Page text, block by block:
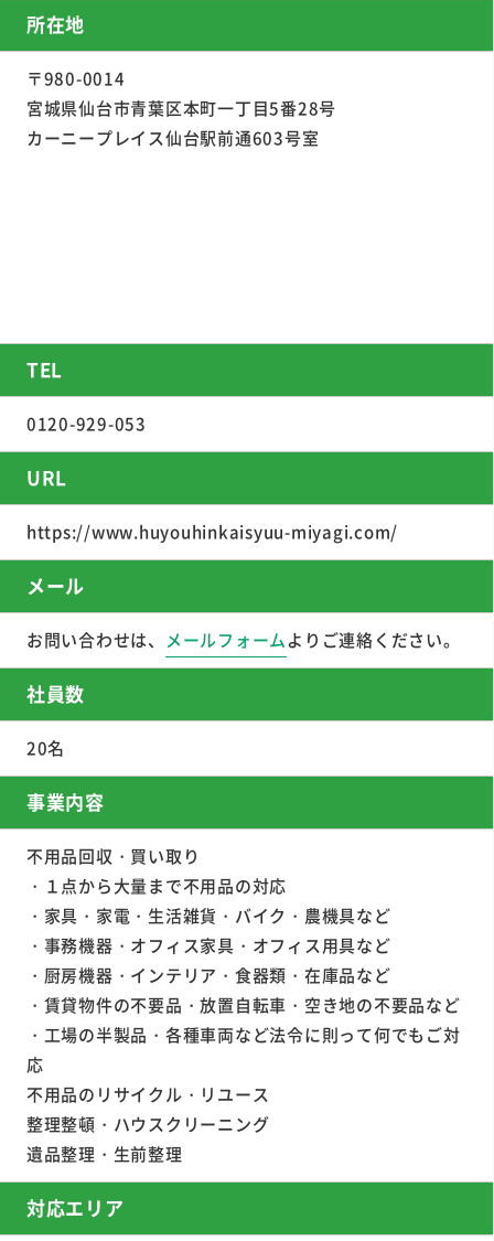
所在地
〒980-0014
宮城県仙台市青葉区本町一丁目5番28号
カーニープレイス仙台駅前通603号室
TEL
0120-929-053
URL
https://www.huyouhinkaisyuu-miyagi.com/
メール
お問い合わせは、 メールフォームよりご連絡ください。
社員数
20名
事業内容
不用品回収・買い取り
・１点から大量まで不用品の対応
・家具・家電・生活雑貨・バイク・農機具など
・事務機器・オフィス家具・オフィス用具など
・厨房機器・インテリア・食器類・在庫品など
・賃貸物件の不要品・放置自転車・空き地の不要品など
・工場の半製品・各種車両など法令に則って何でもご対
応
不用品のリサイクル・リユース
整理整頓・ハウスクリーニング
遺品整理・生前整理
対応エリア